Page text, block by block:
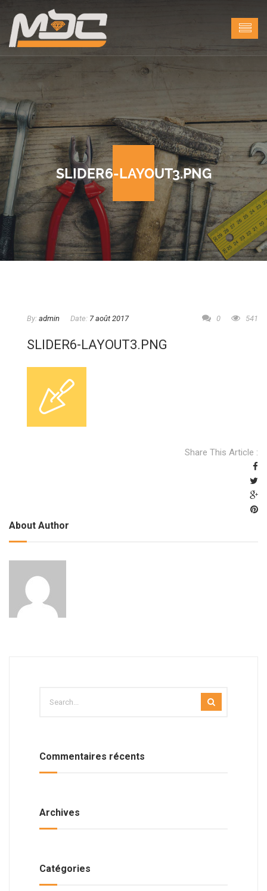
SLIDER6-LAYOUT3.PNG
By: admin Date: 7 août 2017 0 541
SLIDER6-LAYOUT3.PNG
Share This Article :
About Author
Commentaires récents
Archives
Catégories